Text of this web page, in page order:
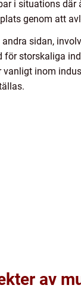
i situations där
genom att
sidan,
för storskaliga
vanligt inom
av